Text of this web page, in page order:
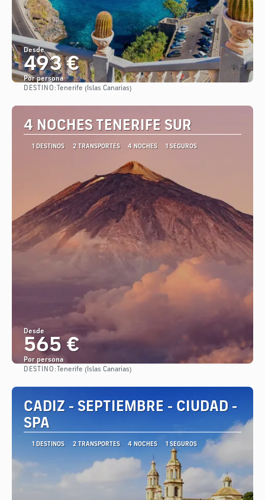
Desde
493 €
Por persona
Ver
DESTINO: Tenerife (Islas Canarias)
4 NOCHES TENERIFE SUR
1 DESTINOS 2 TRANSPORTES 4 NOCHES 1 SEGUROS
Desde
565 €
Por persona
Ver
DESTINO: Tenerife (Islas Canarias)
CADIZ - SEPTIEMBRE - CIUDAD -
SPA
1 DESTINOS 2 TRANSPORTES 4 NOCHES 1 SEGUROS